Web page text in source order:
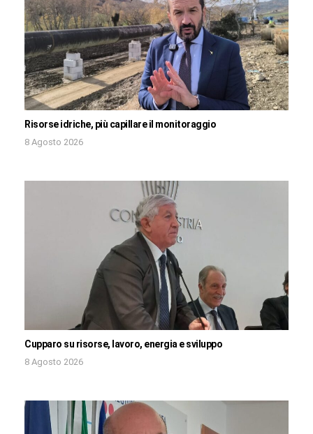
Risorse idriche, più capillare il monitoraggio
8 Agosto 2026
Cupparo su risorse, lavoro, energia e sviluppo
8 Agosto 2026